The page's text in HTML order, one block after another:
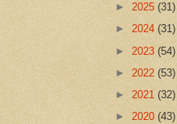
► 2025 (31)
► 2024 (31)
► 2023 (54)
► 2022 (53)
► 2021 (32)
► 2020 (43)